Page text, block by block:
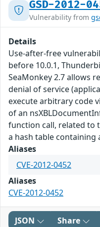
GSD-2012-
Vulnerability from
Details
Use-after-free
before 10.0.1,
SeaMonkey 2.7 allows
denial of service
execute arbitrary code
of an
function call, related to
a hash table containing
Aliases
CVE-2012-0452
Aliases
CVE-2012-0452
JSON Share